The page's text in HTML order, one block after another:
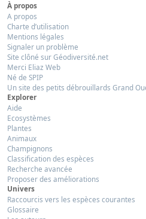
À propos
A propos
Charte d’utilisation
Mentions légales
Signaler un problème
Site clôné sur Géodiversité.net
Merci Eliaz Web
Né de SPIP
Un site des petits débrouillards Grand
Explorer
Aide
Ecosystèmes
Plantes
Animaux
Champignons
Classification des espèces
Recherche avancée
Proposer des améliorations
Univers
Raccourcis vers les espèces courantes
Glossaire